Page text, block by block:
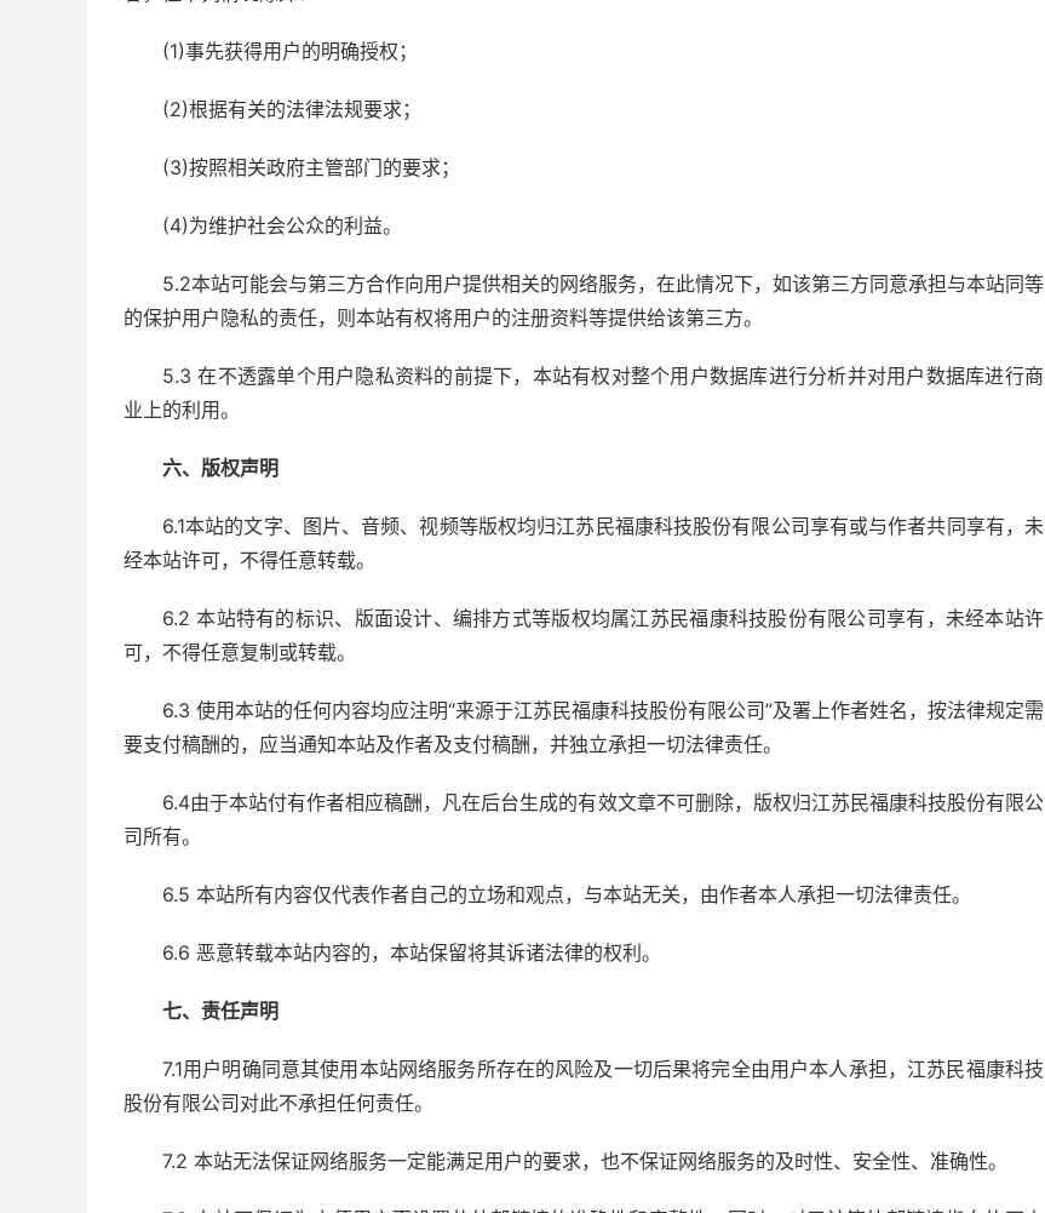
(1)事先获得用户的明确授权；
(2)根据有关的法律法规要求；
(3)按照相关政府主管部门的要求；
(4)为维护社会公众的利益。
5.2本站可能会与第三方合作向用户提供相关的网络服务，在此情况下，如该第三方同意承担与本站同等
的保护用户隐私的责任，则本站有权将用户的注册资料等提供给该第三方。
5.3 在不透露单个用户隐私资料的前提下，本站有权对整个用户数据库进行分析并对用户数据库进行商
业上的利用。
六、版权声明
6.1本站的文字、图片、音频、视频等版权均归江苏民福康科技股份有限公司享有或与作者共同享有，未
经本站许可，不得任意转载。
6.2 本站特有的标识、版面设计、编排方式等版权均属江苏民福康科技股份有限公司享有，未经本站许
可，不得任意复制或转载。
6.3 使用本站的任何内容均应注明“来源于江苏民福康科技股份有限公司”及署上作者姓名，按法律规定需
要支付稿酬的，应当通知本站及作者及支付稿酬，并独立承担一切法律责任。
6.4由于本站付有作者相应稿酬，凡在后台生成的有效文章不可删除，版权归江苏民福康科技股份有限公
司所有。
6.5 本站所有内容仅代表作者自己的立场和观点，与本站无关，由作者本人承担一切法律责任。
6.6 恶意转载本站内容的，本站保留将其诉诸法律的权利。
七、责任声明
7.1用户明确同意其使用本站网络服务所存在的风险及一切后果将完全由用户本人承担，江苏民福康科技
股份有限公司对此不承担任何责任。
7.2 本站无法保证网络服务一定能满足用户的要求，也不保证网络服务的及时性、安全性、准确性。